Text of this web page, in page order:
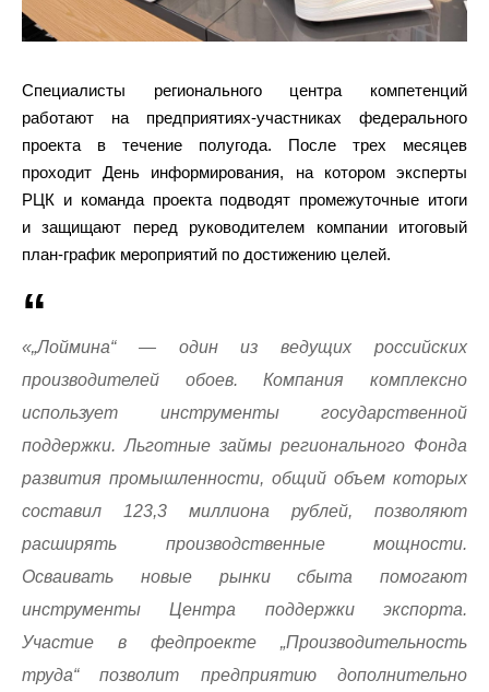
Специалисты регионального центра компетенций
работают на предприятиях-участниках федерального
проекта в течение полугода. После трех месяцев
проходит День информирования, на котором эксперты
РЦК и команда проекта подводят промежуточные итоги
и защищают перед руководителем компании итоговый
план-график мероприятий по достижению целей.
«„Лоймина“ — один из ведущих российских
производителей обоев. Компания комплексно
использует инструменты государственной
поддержки. Льготные займы регионального Фонда
развития промышленности, общий объем которых
составил 123,3 миллиона рублей, позволяют
расширять производственные мощности.
Осваивать новые рынки сбыта помогают
инструменты Центра поддержки экспорта.
Участие в федпроекте „Производительность
труда“ позволит предприятию дополнительно